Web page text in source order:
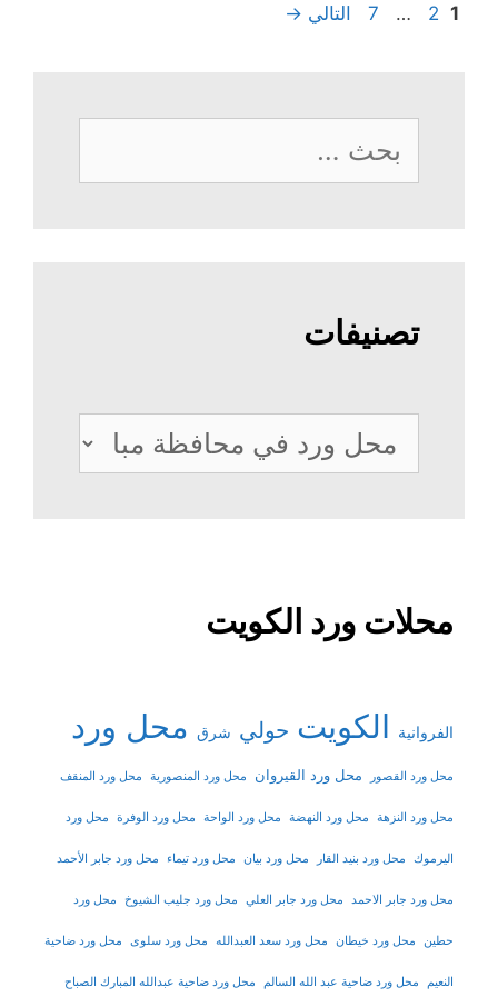
Page
1
Page
2
…
Page
7 التالي →
البحث
عن:
تصنيفات
تصنيفات
محلات ورد الكويت
الفروانية الكويت حولي شرق محل ورد
محل ورد القصور محل ورد القيروان محل ورد المنصورية محل ورد المنقف
محل ورد النزهة محل ورد النهضة محل ورد الواحة محل ورد الوفرة محل ورد
اليرموك محل ورد بنيد القار محل ورد بيان محل ورد تيماء محل ورد جابر الأحمد
محل ورد جابر الاحمد محل ورد جابر العلي محل ورد جليب الشيوخ محل ورد
حطين محل ورد خيطان محل ورد سعد العبدالله محل ورد سلوى محل ورد ضاحية
النعيم محل ورد ضاحية عبد الله السالم محل ورد ضاحية عبدالله المبارك الصباح